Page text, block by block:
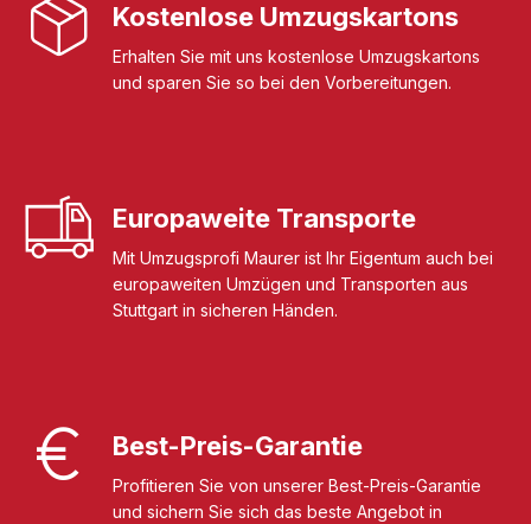
Kostenlose Umzugskartons
Erhalten Sie mit uns kostenlose Umzugskartons
und sparen Sie so bei den Vorbereitungen.
Europaweite Transporte
Mit Umzugsprofi Maurer ist Ihr Eigentum auch bei
europaweiten Umzügen und Transporten aus
Stuttgart in sicheren Händen.
Best-Preis-Garantie
Profitieren Sie von unserer Best-Preis-Garantie
und sichern Sie sich das beste Angebot in